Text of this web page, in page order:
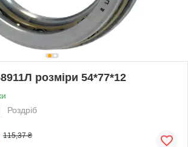
розміри 54*77*12
Роздріб
115,37 ₴